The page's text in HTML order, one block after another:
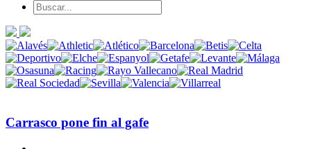
Carrasco pone fin al gafe